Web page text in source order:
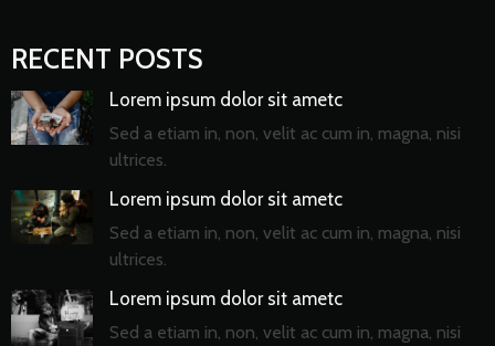
RECENT POSTS
Lorem ipsum dolor sit ametc
Sed a etiam in, non, velit ac cum in, magna, nisi
ultrices.
Lorem ipsum dolor sit ametc
Sed a etiam in, non, velit ac cum in, magna, nisi
ultrices.
Lorem ipsum dolor sit ametc
Sed a etiam in, non, velit ac cum in, magna, nisi